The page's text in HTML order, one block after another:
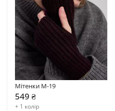
Мітенки М-19
549 ₴
+ 1 колір